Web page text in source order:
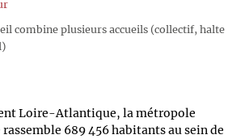
combine plusieurs accueils (collectif, halte
Loire-Atlantique, la métropole
689 456 habitants au sein de